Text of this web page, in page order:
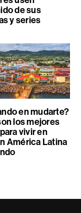
de sus
y series
en mudarte?
los mejores
vivir en
América Latina